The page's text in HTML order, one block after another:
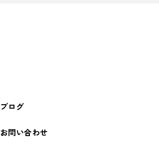
ブログ
お問い合わせ